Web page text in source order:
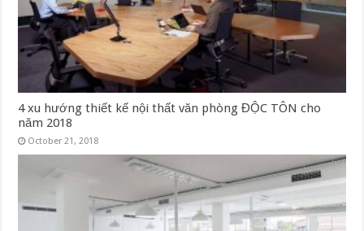
4 xu hướng thiết kế nội thất văn phòng ĐỘC TÔN cho
năm 2018
October 21, 2018